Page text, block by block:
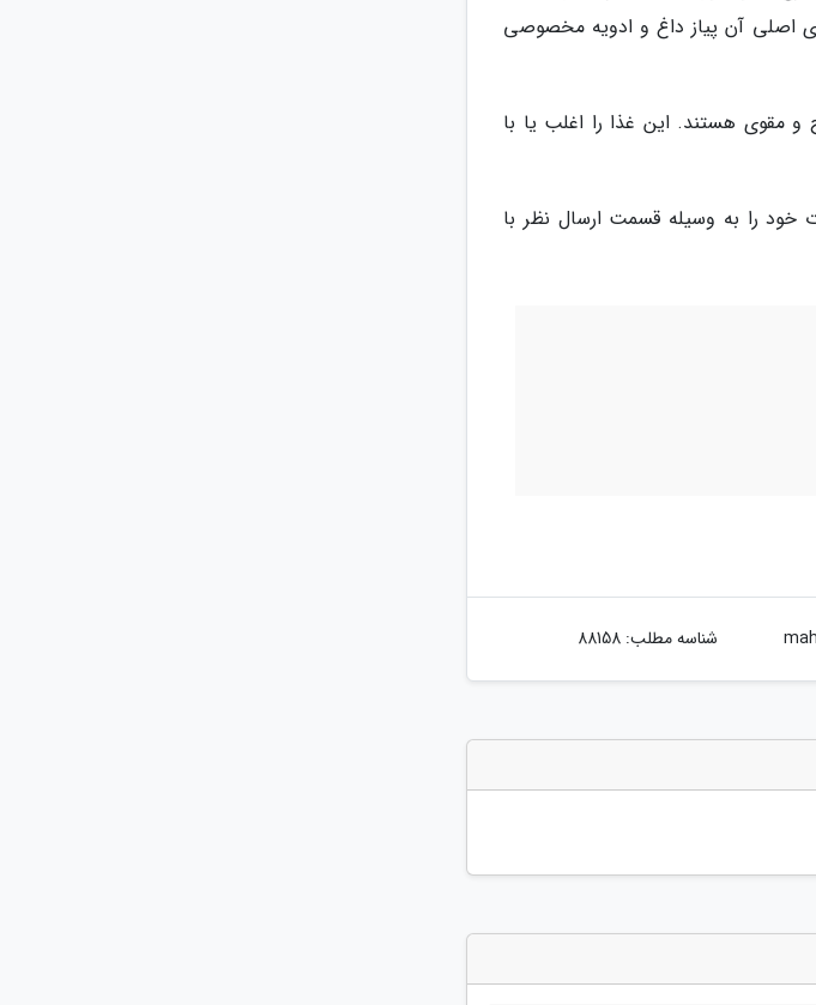
اصلی آن پیاز داغ و ادویه مخصوصی
و مقوی هستند. این غذا را اغلب یا با
را به وسیله قسمت ارسال نظر با
شناسه مطلب: 88158